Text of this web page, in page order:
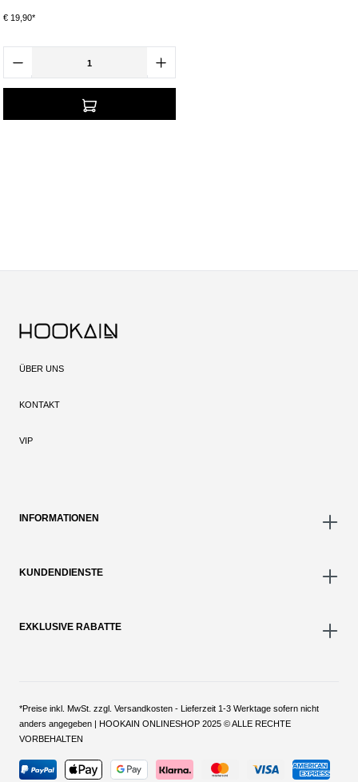
€ 19,90*
ÜBER UNS
KONTAKT
VIP
INFORMATIONEN
KUNDENDIENSTE
EXKLUSIVE RABATTE
*Preise inkl. MwSt. zzgl. Versandkosten - Lieferzeit 1-3 Werktage sofern nicht
anders angegeben | HOOKAIN ONLINESHOP 2025 © ALLE RECHTE
VORBEHALTEN